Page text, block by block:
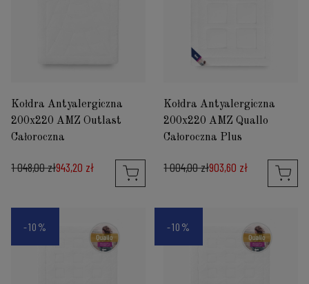
Kołdra Antyalergiczna
200x220 AMZ Outlast
Całoroczna
1 048,00 zł943,20 zł
Kołdra Antyalergiczna
200x220 AMZ Quallo
Całoroczna Plus
1 004,00 zł903,60 zł
-10% -10%